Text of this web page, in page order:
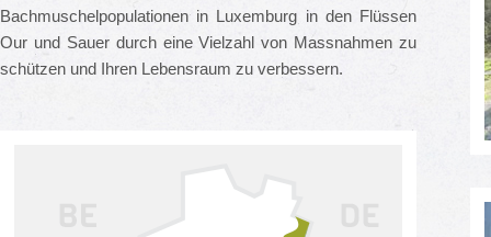
Bachmuschelpopulationen in Luxemburg in den Flüssen
Our und Sauer durch eine Vielzahl von Massnahmen zu
schützen und Ihren Lebensraum zu verbessern.